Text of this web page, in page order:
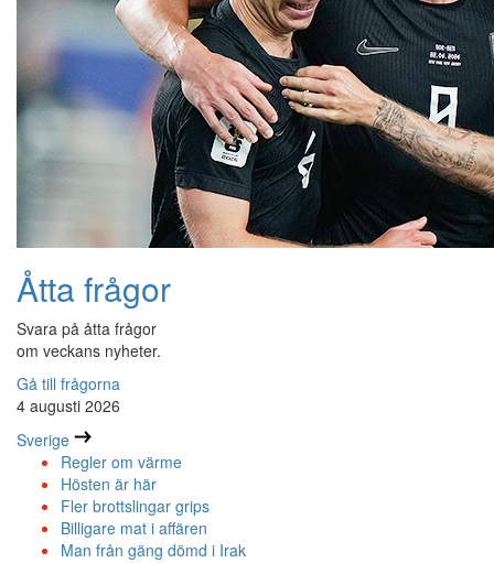
Åtta frågor
Svara på åtta frågor
om veckans nyheter.
Gå till frågorna
4 augusti 2026
Sverige
Regler om värme
Hösten är här
Fler brottslingar grips
Billigare mat i affären
Man från gäng dömd i Irak